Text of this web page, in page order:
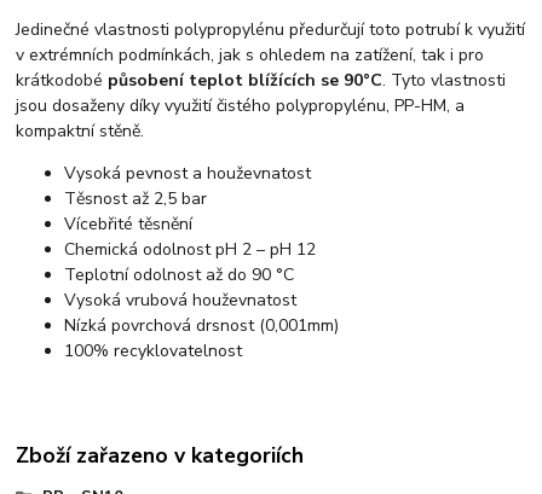
Jedinečné vlastnosti polypropylénu předurčují toto potrubí k využití
v extrémních podmínkách, jak s ohledem na zatížení, tak i pro
krátkodobé působení teplot blížících se 90°C. Tyto vlastnosti
jsou dosaženy díky využití čistého polypropylénu, PP-HM, a
kompaktní stěně.
Vysoká pevnost a houževnatost
Těsnost až 2,5 bar
Vícebřité těsnění
Chemická odolnost pH 2 – pH 12
Teplotní odolnost až do 90 °C
Vysoká vrubová houževnatost
Nízká povrchová drsnost (0,001mm)
100% recyklovatelnost
Zboží zařazeno v kategoriích